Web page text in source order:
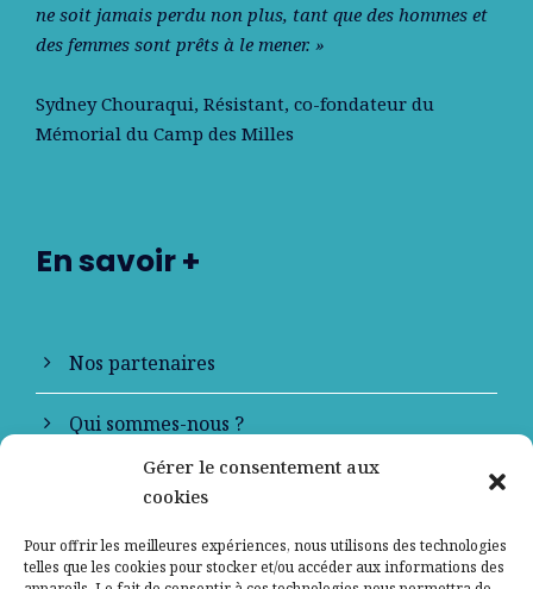
Gérer le consentement aux
cookies
Pour offrir les meilleures expériences, nous utilisons des technologies
telles que les cookies pour stocker et/ou accéder aux informations des
ne soit jamais perdu non plus, tant que des hommes et
des femmes sont prêts à le mener. »
Sydney Chouraqui, Résistant, co-fondateur du
Mémorial du Camp des Milles
En savoir +
Nos partenaires
Qui sommes-nous ?
Contactez-nous
Mentions légales